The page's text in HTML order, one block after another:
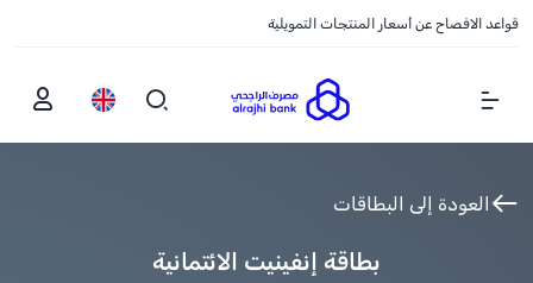
قواعد الافصاح عن أسعار المنتجات التمويلية
Show Menu
العودة إلى البطاقات
بطاقة إنفينيت الائتمانية